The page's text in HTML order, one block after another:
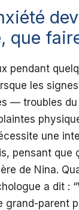
que
pendant
les
— troubles du
une
pensant que
de Nina.
a dit :
grand-parent